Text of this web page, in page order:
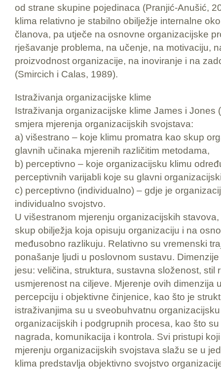
od strane skupine pojedinaca (Pranjić-Anušić,
klima relativno je stabilno obilježje internalne
članova, pa utječe na osnovne organizacijske
rješavanje problema, na učenje, na motivaciju,
proizvodnost organizacije, na inoviranje i na
(Smircich i Calas, 1989).
Istraživanja organizacijske klime
Istraživanja organizacijske klime James i Jones
smjera mjerenja organizacijskih svojstava:
a) višestrano – koje klimu promatra kao skup
glavnih učinaka mjerenih različitim metodama,
b) perceptivno – koje organizacijsku klimu
perceptivnih varijabli koje su glavni
c) perceptivno (individualno) – gdje je
individualno svojstvo.
U višestranom mjerenju organizacijskih
skup obilježja koja opisuju organizaciju i na
međusobno razlikuju. Relativno su vremenski
ponašanje ljudi u poslovnom sustavu.
jesu: veličina, struktura, sustavna složenost, stil
usmjerenost na ciljeve. Mjerenje ovih dimenzija
percepciju i objektivne činjenice, kao što je
istraživanjima su u sveobuhvatnu
organizacijskih i podgrupnih procesa, kao što
nagrada, komunikacija i kontrola. Svi pristupi
mjerenju organizacijskih svojstava slažu se u
klima predstavlja objektivno svojstvo